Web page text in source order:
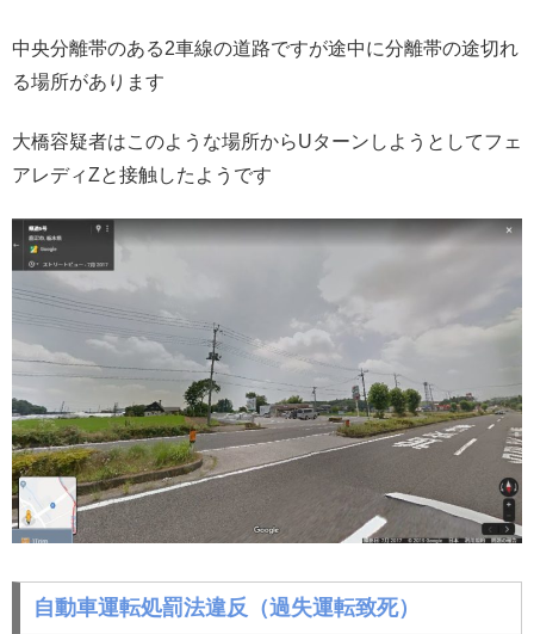
中央分離帯のある2車線の道路ですが途中に分離帯の途切れ
る場所があります
大橋容疑者はこのような場所からUターンしようとしてフェ
アレディZと接触したようです
自動車運転処罰法違反（過失運転致死）